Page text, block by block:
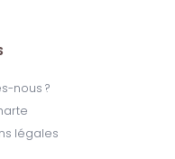
nous ?
légales